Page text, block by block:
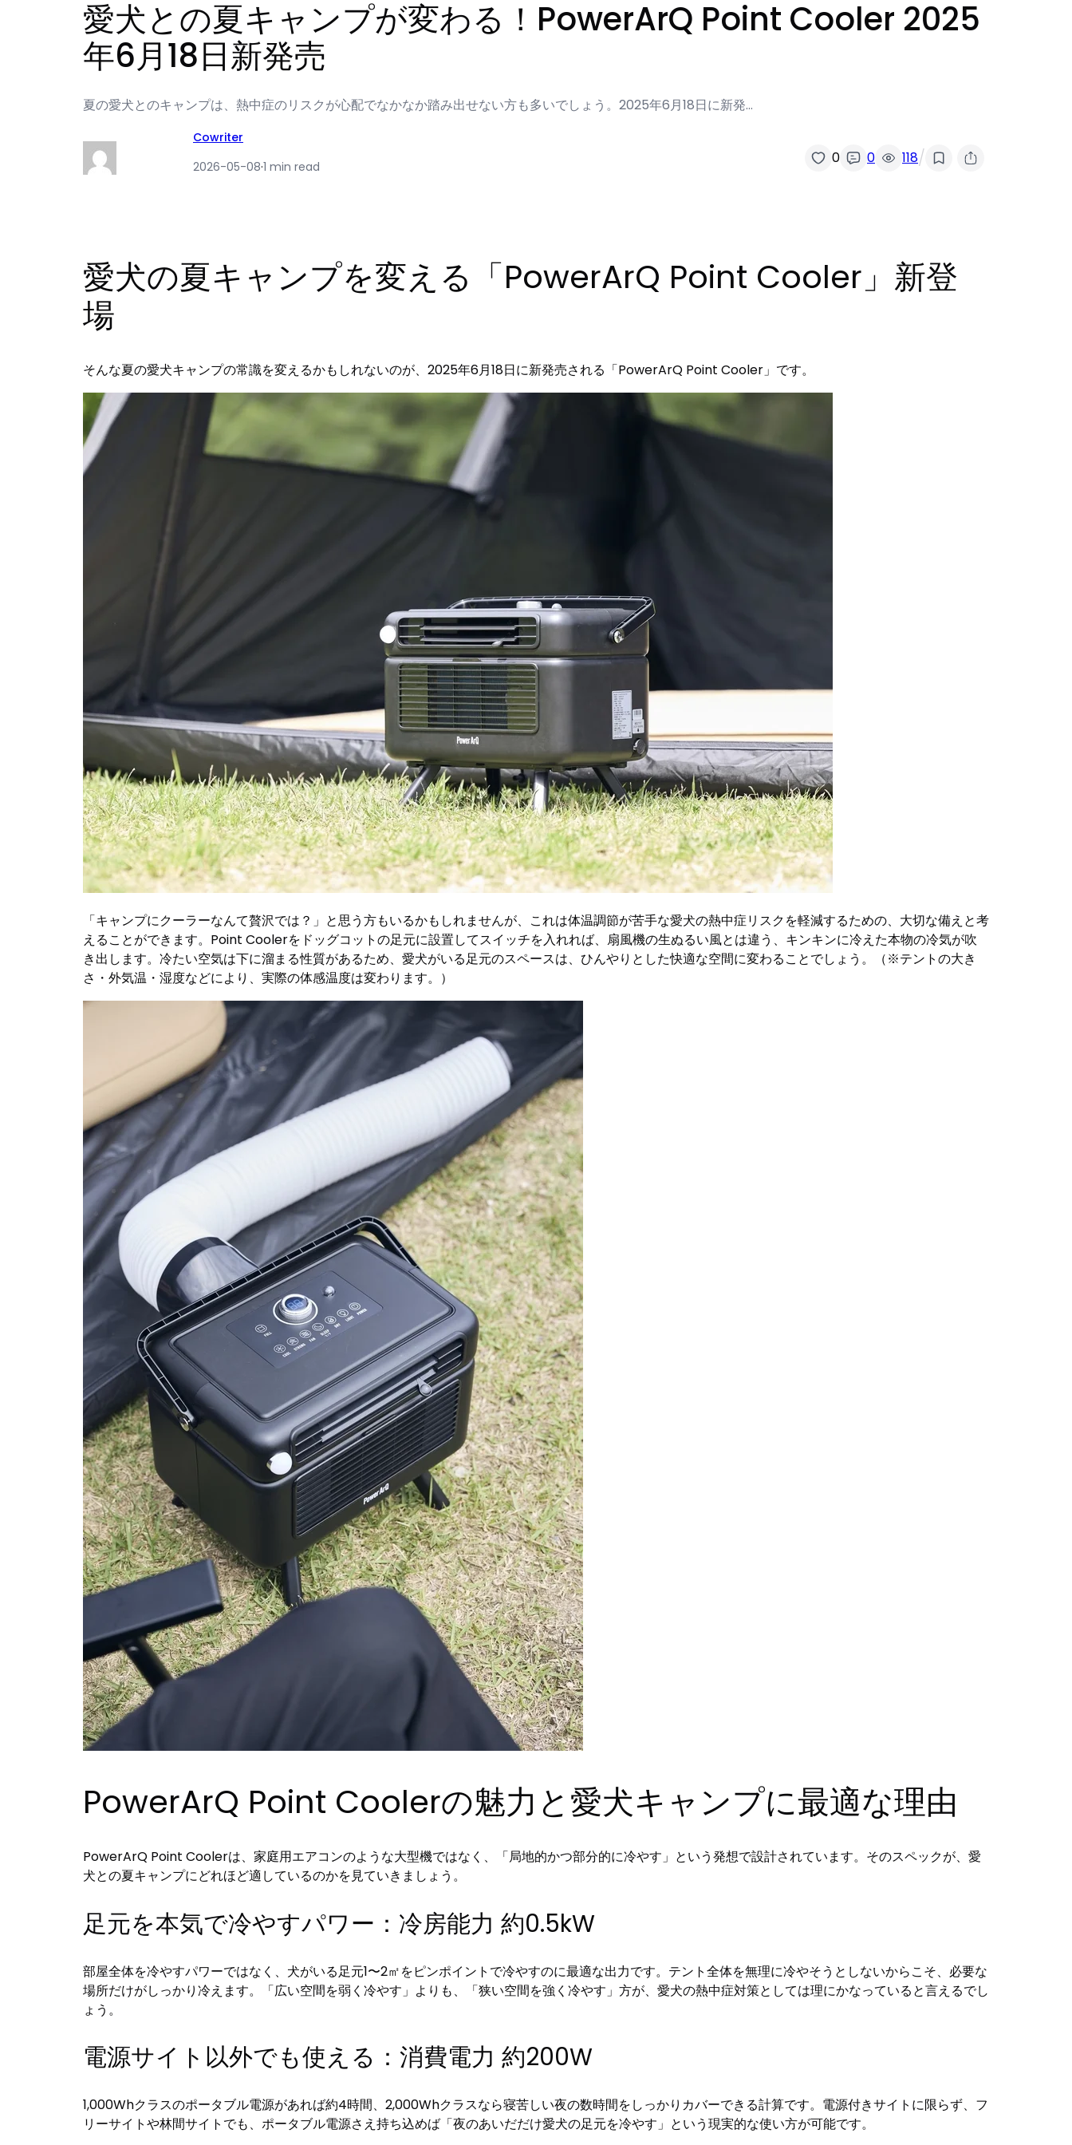
愛犬との夏キャンプが変わる！PowerArQ Point Cooler 2025
年6月18日新発売
夏の愛犬とのキャンプは、熱中症のリスクが心配でなかなか踏み出せない方も多いでしょう。2025年6月18日に新発…
Cowriter
2026-05-08·1 min read 0 0 118/
愛犬の夏キャンプを変える「PowerArQ Point Cooler」新登
場
そんな夏の愛犬キャンプの常識を変えるかもしれないのが、2025年6月18日に新発売される「PowerArQ Point Cooler」です。
「キャンプにクーラーなんて贅沢では？」と思う方もいるかもしれませんが、これは体温調節が苦手な愛犬の熱中症リスクを軽減するための、大切な備えと考
えることができます。Point Coolerをドッグコットの足元に設置してスイッチを入れれば、扇風機の生ぬるい風とは違う、キンキンに冷えた本物の冷気が吹
き出します。冷たい空気は下に溜まる性質があるため、愛犬がいる足元のスペースは、ひんやりとした快適な空間に変わることでしょう。（※テントの大き
さ・外気温・湿度などにより、実際の体感温度は変わります。）
PowerArQ Point Coolerの魅力と愛犬キャンプに最適な理由
PowerArQ Point Coolerは、家庭用エアコンのような大型機ではなく、「局地的かつ部分的に冷やす」という発想で設計されています。そのスペックが、愛
犬との夏キャンプにどれほど適しているのかを見ていきましょう。
足元を本気で冷やすパワー：冷房能力 約0.5kW
部屋全体を冷やすパワーではなく、犬がいる足元1〜2㎡をピンポイントで冷やすのに最適な出力です。テント全体を無理に冷やそうとしないからこそ、必要な
場所だけがしっかり冷えます。「広い空間を弱く冷やす」よりも、「狭い空間を強く冷やす」方が、愛犬の熱中症対策としては理にかなっていると言えるでし
ょう。
電源サイト以外でも使える：消費電力 約200W
1,000Whクラスのポータブル電源があれば約4時間、2,000Whクラスなら寝苦しい夜の数時間をしっかりカバーできる計算です。電源付きサイトに限らず、フ
リーサイトや林間サイトでも、ポータブル電源さえ持ち込めば「夜のあいだだけ愛犬の足元を冷やす」という現実的な使い方が可能です。